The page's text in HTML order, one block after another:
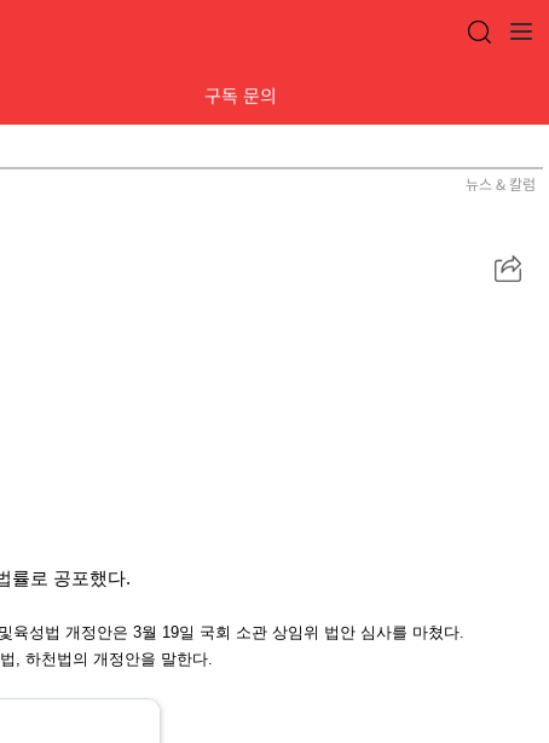
구독 문의
뉴스 & 칼럼
공
유
률로 공포했다.
육성법 개정안은 3월 19일 국회 소관 상임위 법안 심사를 마쳤다.
, 하천법의 개정안을 말한다.